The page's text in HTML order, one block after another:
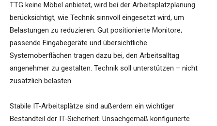
TTG keine Möbel anbietet, wird bei der Arbeitsplatzplanung
berücksichtigt, wie Technik sinnvoll eingesetzt wird, um
Belastungen zu reduzieren. Gut positionierte Monitore,
passende Eingabegeräte und übersichtliche
Systemoberflächen tragen dazu bei, den Arbeitsalltag
angenehmer zu gestalten. Technik soll unterstützen – nicht
zusätzlich belasten.
Stabile IT-Arbeitsplätze sind außerdem ein wichtiger
Bestandteil der IT-Sicherheit. Unsachgemäß konfigurierte